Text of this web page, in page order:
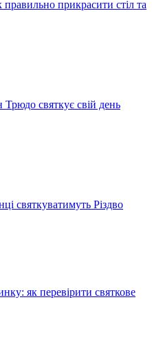
правильно прикрасити стіл та
святкує свій день
святкуватимуть Різдво
як перевірити святкове